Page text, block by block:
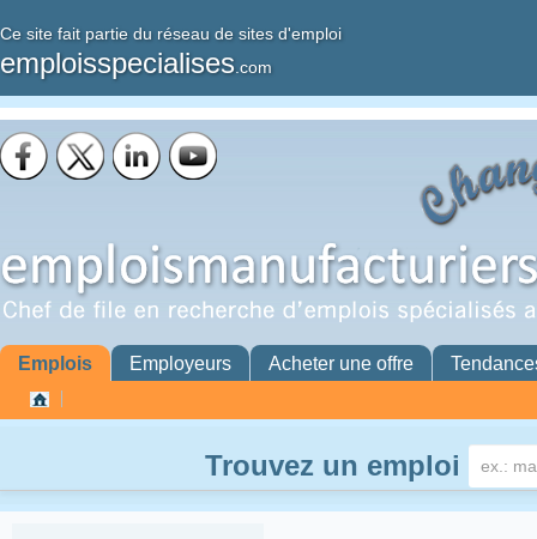
Ce site fait partie du réseau de sites d'emploi
emploisspecialises .com
Emplois Employeurs Acheter une offre
Trouvez un emploi